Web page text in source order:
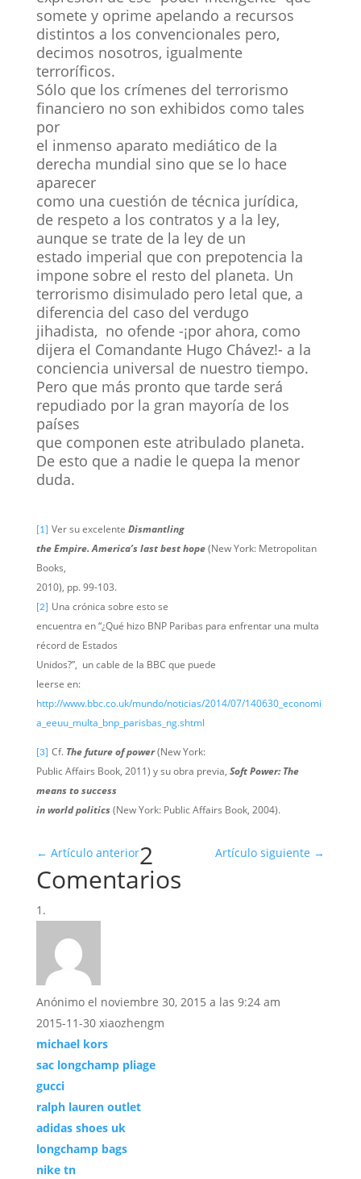
somete y oprime apelando a recursos
distintos a los convencionales pero,
decimos nosotros, igualmente
terroríficos.
Sólo que los crímenes del terrorismo
financiero no son exhibidos como tales
por
el inmenso aparato mediático de la
derecha mundial sino que se lo hace
aparecer
como una cuestión de técnica jurídica,
de respeto a los contratos y a la ley,
aunque se trate de la ley de un
estado imperial que con prepotencia la
impone sobre el resto del planeta. Un
terrorismo disimulado pero letal que, a
diferencia del caso del verdugo
jihadista, no ofende -¡por ahora, como
dijera el Comandante Hugo Chávez!- a la
conciencia universal de nuestro tiempo.
Pero que más pronto que tarde será
repudiado por la gran mayoría de los
países
que componen este atribulado planeta.
De esto que a nadie le quepa la menor
duda.
[1] Ver su excelente Dismantling
the Empire. America’s last best hope(New York: Metropolitan
Books,
2010), pp. 99-103.
[2] Una crónica sobre esto se
encuentra en “¿Qué hizo BNP Paribas para enfrentar una multa
récord de Estados
Unidos?”, un cable de la BBC que puede
leerse en:
http://www.bbc.co.uk/mundo/noticias/2014/07/140630_economi
a_eeuu_multa_bnp_parisbas_ng.shtml
[3] Cf. The future of power(New York:
Public Affairs Book, 2011) y su obra previa, Soft Power: The
means to success
in world politics(New York: Public Affairs Book, 2004).
← Artículo anterior Artículo siguiente →
2
Comentarios
Anónimo el noviembre 30, 2015 a las 9:24 am
2015-11-30 xiaozhengm
michael kors
sac longchamp pliage
gucci
ralph lauren outlet
adidas shoes uk
longchamp bags
nike tn